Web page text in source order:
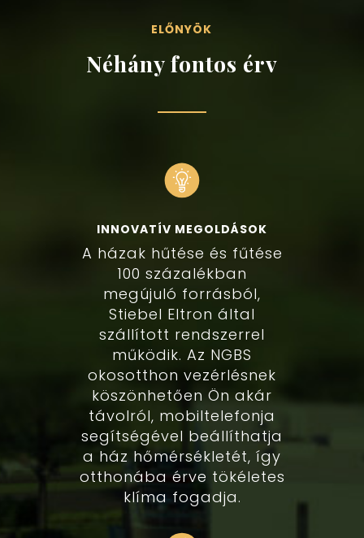
ELŐNYÖK
Néhány fontos érv
INNOVATÍV MEGOLDÁSOK
A házak hűtése és fűtése
100 százalékban
megújuló forrásból,
Stiebel Eltron által
szállított rendszerrel
működik. Az NGBS
okosotthon vezérlésnek
köszönhetően Ön akár
távolról, mobiltelefonja
segítségével beállíthatja
a ház hőmérsékletét, így
otthonába érve tökéletes
klíma fogadja.